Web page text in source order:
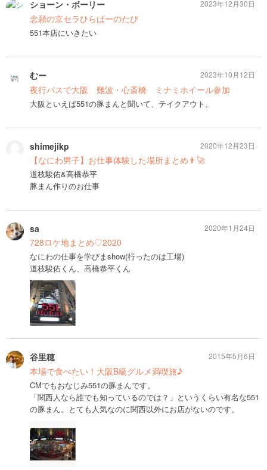
ショーン・ボーリー
念願の京セラひらぱーのたび
551本店にいきたい
2023年12月30日
むー
夜行バスで大阪 難波・心斎橋 ミナミホイール参加
大阪といえば551の豚まんと聞いて、テイクアウト。
2023年10月12日
shimejikp
【なにわ男子】お仕事体験した場所まとめ👨‍🚀
道枝駿佑&高橋恭平
豚まん作りのお仕事
2020年12月23日
sa
728ロケ地まとめ♡2020
なにわの仕事を学びまshow(行ったのは工場)
道枝駿佑くん、高橋恭平くん
2020年1月24日
谷里穂
本場で食べたい！大阪B級グルメ満喫旅♪
CMでもおなじみ551の豚まんです。
「関西人なら誰でも知っているのでは？」というくらい有名な551
の豚まん。とても人気なのに関西以外にお店がないのです。
2015年5月6日